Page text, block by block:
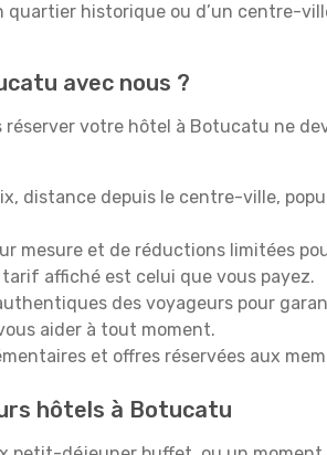
quartier historique ou d’un centre-
avec nous ?
votre hôtel à Botucatu ne
distance depuis le centre-ville,
mesure et de réductions limitées
tarif affiché est celui que vous payez.
des voyageurs pour
aider à tout moment.
et offres réservées aux
hôtels à Botucatu